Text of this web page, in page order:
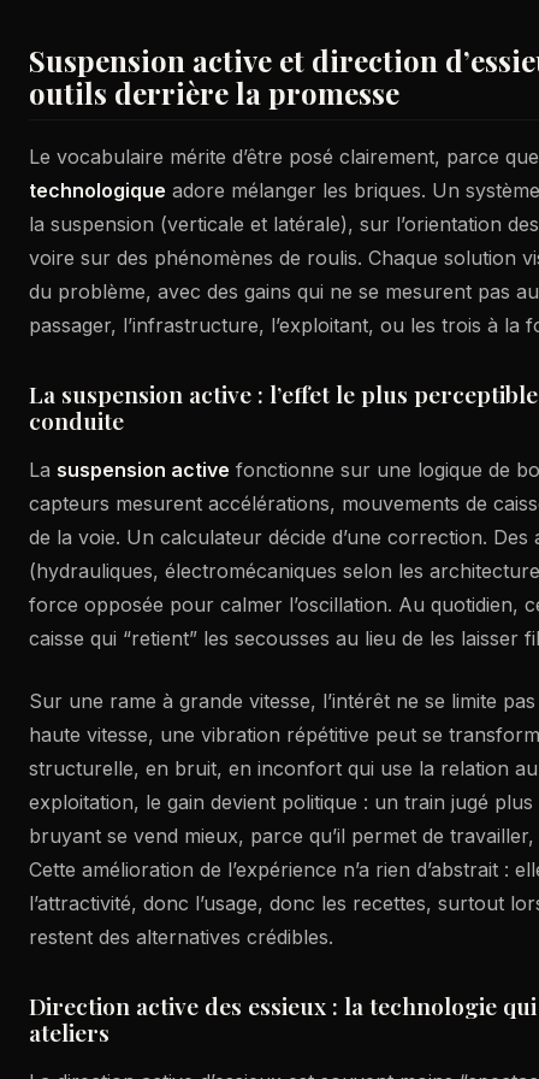
Suspension active et direction
outils derrière la promesse
Le vocabulaire mérite d’être posé clairement, parce
technologique adore mélanger les briques. Un
la suspension (verticale et latérale), sur l’orientation
voire sur des phénomènes de roulis. Chaque solution
du problème, avec des gains qui ne se mesurent pas
passager, l’infrastructure, l’exploitant, ou les trois à la
La suspension active : l’effet le plus
conduite
La suspension active fonctionne sur une logique de
capteurs mesurent accélérations, mouvements de
de la voie. Un calculateur décide d’une correction. Des
(hydrauliques, électromécaniques selon les
force opposée pour calmer l’oscillation. Au quotidien,
caisse qui “retient” les secousses au lieu de les laisser
Sur une rame à grande vitesse, l’intérêt ne se limite
haute vitesse, une vibration répétitive peut se
structurelle, en bruit, en inconfort qui use la relation
exploitation, le gain devient politique : un train jugé
bruyant se vend mieux, parce qu’il permet de
Cette amélioration de l’expérience n’a rien d’abstrait :
l’attractivité, donc l’usage, donc les recettes, surtout
restent des alternatives crédibles.
Direction active des essieux : la technologie
ateliers